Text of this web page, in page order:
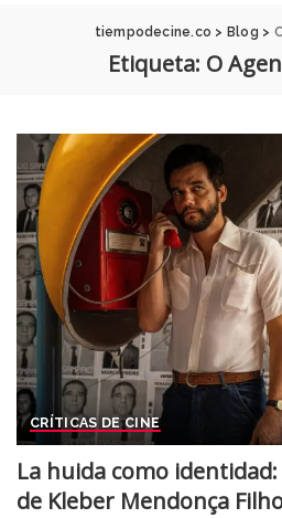
tiempodecine.co > Blog >
Etiqueta: O
CRÍTICAS DE CINE
La huida como
de Kleber Mendonça